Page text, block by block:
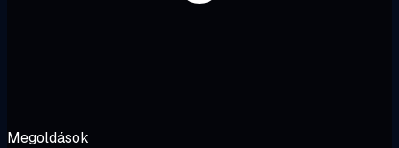
Megoldások